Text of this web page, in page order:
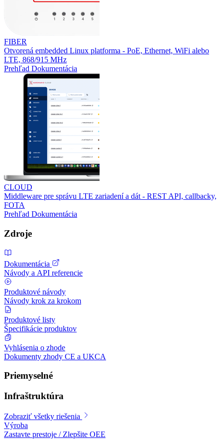
FIBER
Otvorená embedded Linux platforma - PoE, Ethernet, WiFi alebo
LTE, 868/915 MHz
Prehľad Dokumentácia
CLOUD
Middleware pre správu LTE zariadení a dát - REST API, callbacky,
FOTA
Prehľad Dokumentácia
Zdroje
Dokumentácia
Návody a API referencie
Produktové návody
Návody krok za krokom
Produktové listy
Špecifikácie produktov
Vyhlásenia o zhode
Dokumenty zhody CE a UKCA
Priemyselné
Infraštruktúra
Zobraziť všetky riešenia
Výroba
Zastavte prestoje / Zlepšite OEE